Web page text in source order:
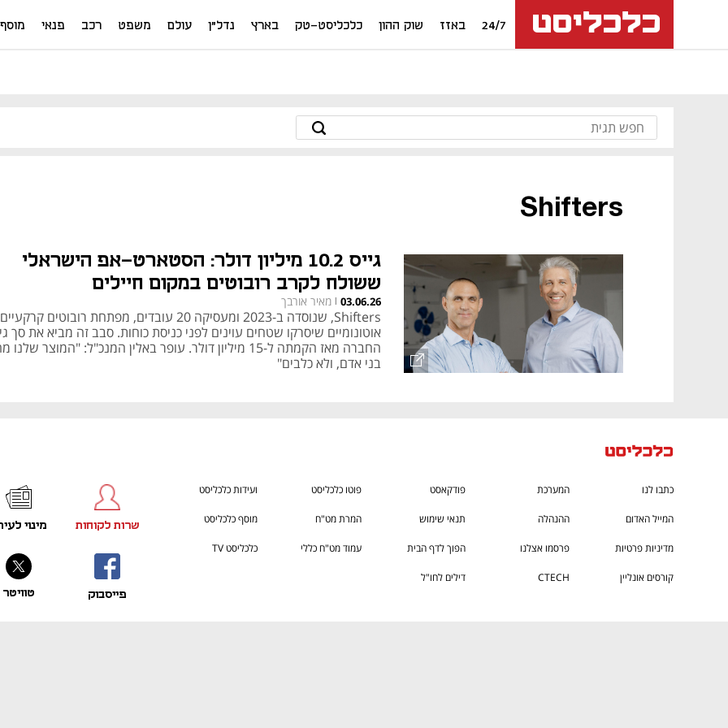
24/7 באזז שוק ההון כלכליסט-טק בארץ נדל"ן עולם משפט רכב פנאי מוסף
Shifters
גייס 10.2 מיליון דולר: הסטארט-אפ הישראלי
ששולח לקרב רובוטים במקום חיילים
03.06.26
| מאיר אורבך
Shifters, שנוסדה ב-2023 ומעסיקה 20 עובדים, מפתחת רובוטים קרקעיים
אוטונומיים שיסרקו שטחים עוינים לפני כניסת כוחות. סבב זה מביא את סך
החברה מאז הקמתה ל-15 מיליון דולר. עופר באלין המנכ"ל: "המוצר
בני אדם, ולא כלבים"
כתבו לנו המערכת פודקאסט פוטו כלכליסט ועידות כלכליסט
המייל האדום ההנהלה תנאי שימוש המרת מט"ח מוסף כלכליסט
מדיניות פרטיות פרסמו אצלנו הפוך לדף הבית עמוד מט"ח כללי כלכליסט TV
קורסים אונליין CTECH
דילים לחו"ל
פייסבוק
שרות לקוחות
טוויטר
מינוי